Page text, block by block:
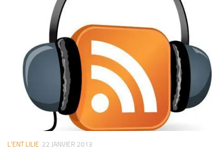
L'ENT LILIE 22 JANVIER 2013